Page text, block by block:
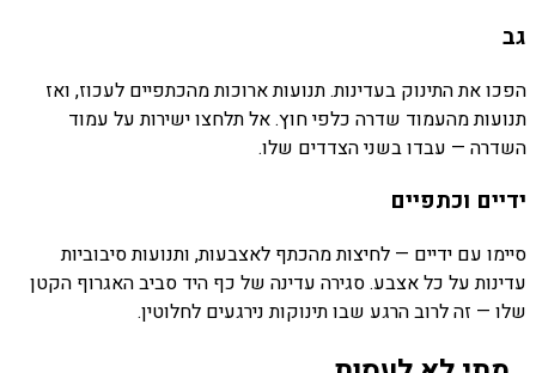
גב
הפכו את התינוק בעדינות. תנועות ארוכות מהכתפיים לעכוז, ואז
תנועות מהעמוד שדרה כלפי חוץ. אל תלחצו ישירות על עמוד
השדרה — עבדו בשני הצדדים שלו.
ידיים וכתפיים
סיימו עם ידיים — לחיצות מהכתף לאצבעות, ותנועות סיבוביות
עדינות על כל אצבע. סגירה עדינה של כף היד סביב האגרוף הקטן
שלו — זה לרוב הרגע שבו תינוקות נירגעים לחלוטין.